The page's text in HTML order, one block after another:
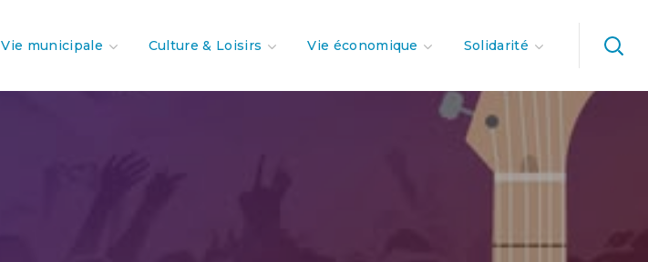
Vie municipale Culture & Loisirs Vie économique Solidarité